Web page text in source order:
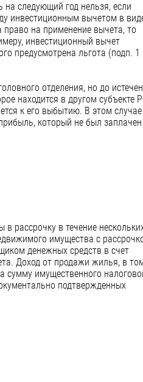
на следующий год нельзя, если
инвестиционным вычетом в
на применение вычета, то
инвестиционный вычет
предусмотрена льгота (подп. 1
отделения, но до
находится в другом субъекте
к его выбытию. В этом случае
который не был
рассрочку в течение
имущества с
денежных средств в счет
Доход от продажи жилья, в
сумму имущественного
подтвержденных